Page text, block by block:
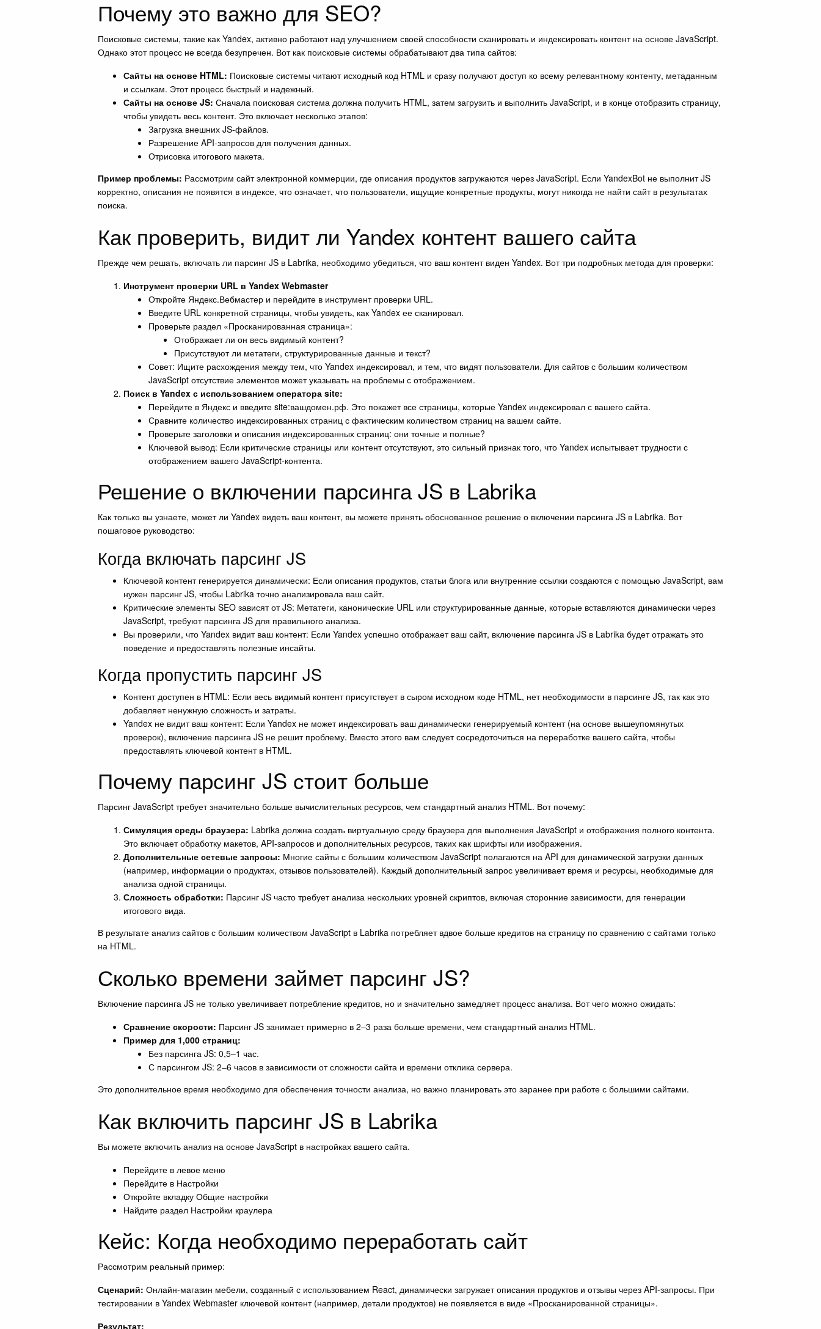
Почему это важно для SEO?
Поисковые системы, такие как Yandex, активно работают над улучшением своей способности сканировать и индексировать контент на основе JavaScript.
Однако этот процесс не всегда безупречен. Вот как поисковые системы обрабатывают два типа сайтов:
Сайты на основе HTML: Поисковые системы читают исходный код HTML и сразу получают доступ ко всему релевантному контенту, метаданным
и ссылкам. Этот процесс быстрый и надежный.
Сайты на основе JS: Сначала поисковая система должна получить HTML, затем загрузить и выполнить JavaScript, и в конце отобразить страницу,
чтобы увидеть весь контент. Это включает несколько этапов:
Загрузка внешних JS-файлов.
Разрешение API-запросов для получения данных.
Отрисовка итогового макета.
Пример проблемы: Рассмотрим сайт электронной коммерции, где описания продуктов загружаются через JavaScript. Если YandexBot не выполнит JS
корректно, описания не появятся в индексе, что означает, что пользователи, ищущие конкретные продукты, могут никогда не найти сайт в результатах
поиска.
Как проверить, видит ли Yandex контент вашего сайта
Прежде чем решать, включать ли парсинг JS в Labrika, необходимо убедиться, что ваш контент виден Yandex. Вот три подробных метода для проверки:
Инструмент проверки URL в Yandex Webmaster
Откройте Яндекс.Вебмастер и перейдите в инструмент проверки URL.
Введите URL конкретной страницы, чтобы увидеть, как Yandex ее сканировал.
Проверьте раздел «Просканированная страница»:
Отображает ли он весь видимый контент?
Присутствуют ли метатеги, структурированные данные и текст?
Совет: Ищите расхождения между тем, что Yandex индексировал, и тем, что видят пользователи. Для сайтов с большим количеством
JavaScript отсутствие элементов может указывать на проблемы с отображением.
Поиск в Yandex с использованием оператора site:
Перейдите в Яндекс и введите site:вашдомен.рф. Это покажет все страницы, которые Yandex индексировал с вашего сайта.
Сравните количество индексированных страниц с фактическим количеством страниц на вашем сайте.
Проверьте заголовки и описания индексированных страниц: они точные и полные?
Ключевой вывод: Если критические страницы или контент отсутствуют, это сильный признак того, что Yandex испытывает трудности с
отображением вашего JavaScript-контента.
Решение о включении парсинга JS в Labrika
Как только вы узнаете, может ли Yandex видеть ваш контент, вы можете принять обоснованное решение о включении парсинга JS в Labrika. Вот
пошаговое руководство:
Когда включать парсинг JS
Ключевой контент генерируется динамически: Если описания продуктов, статьи блога или внутренние ссылки создаются с помощью JavaScript, вам
нужен парсинг JS, чтобы Labrika точно анализировала ваш сайт.
Критические элементы SEO зависят от JS: Метатеги, канонические URL или структурированные данные, которые вставляются динамически через
JavaScript, требуют парсинга JS для правильного анализа.
Вы проверили, что Yandex видит ваш контент: Если Yandex успешно отображает ваш сайт, включение парсинга JS в Labrika будет отражать это
поведение и предоставлять полезные инсайты.
Когда пропустить парсинг JS
Контент доступен в HTML: Если весь видимый контент присутствует в сыром исходном коде HTML, нет необходимости в парсинге JS, так как это
добавляет ненужную сложность и затраты.
Yandex не видит ваш контент: Если Yandex не может индексировать ваш динамически генерируемый контент (на основе вышеупомянутых
проверок), включение парсинга JS не решит проблему. Вместо этого вам следует сосредоточиться на переработке вашего сайта, чтобы
предоставлять ключевой контент в HTML.
Почему парсинг JS стоит больше
Парсинг JavaScript требует значительно больше вычислительных ресурсов, чем стандартный анализ HTML. Вот почему:
Симуляция среды браузера: Labrika должна создать виртуальную среду браузера для выполнения JavaScript и отображения полного контента.
Это включает обработку макетов, API-запросов и дополнительных ресурсов, таких как шрифты или изображения.
Дополнительные сетевые запросы: Многие сайты с большим количеством JavaScript полагаются на API для динамической загрузки данных
(например, информации о продуктах, отзывов пользователей). Каждый дополнительный запрос увеличивает время и ресурсы, необходимые для
анализа одной страницы.
Сложность обработки: Парсинг JS часто требует анализа нескольких уровней скриптов, включая сторонние зависимости, для генерации
итогового вида.
В результате анализ сайтов с большим количеством JavaScript в Labrika потребляет вдвое больше кредитов на страницу по сравнению с сайтами только
на HTML.
Сколько времени займет парсинг JS?
Включение парсинга JS не только увеличивает потребление кредитов, но и значительно замедляет процесс анализа. Вот чего можно ожидать:
Сравнение скорости: Парсинг JS занимает примерно в 2–3 раза больше времени, чем стандартный анализ HTML.
Пример для 1,000 страниц:
Без парсинга JS: 0,5–1 час.
С парсингом JS: 2–6 часов в зависимости от сложности сайта и времени отклика сервера.
Это дополнительное время необходимо для обеспечения точности анализа, но важно планировать это заранее при работе с большими сайтами.
Как включить парсинг JS в Labrika
Вы можете включить анализ на основе JavaScript в настройках вашего сайта.
Перейдите в левое меню
Перейдите в Настройки
Откройте вкладку Общие настройки
Найдите раздел Настройки краулера
Кейс: Когда необходимо переработать сайт
Рассмотрим реальный пример:
Сценарий: Онлайн-магазин мебели, созданный с использованием React, динамически загружает описания продуктов и отзывы через API-запросы. При
тестировании в Yandex Webmaster ключевой контент (например, детали продуктов) не появляется в виде «Просканированной страницы».
Результат: